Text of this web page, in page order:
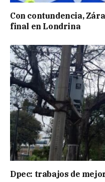
Con contundencia,
final en Londrina
Dpec: trabajos de